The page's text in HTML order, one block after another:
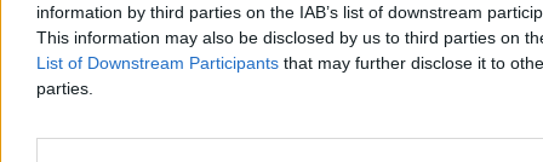
information by third parties on the IAB’s list of downstream
This information may also be disclosed by us to third parties on
List of Downstream Participants that may further disclose it to
parties.
Paweł Żurek
Wczoraj 19:12
4 min
Reklama